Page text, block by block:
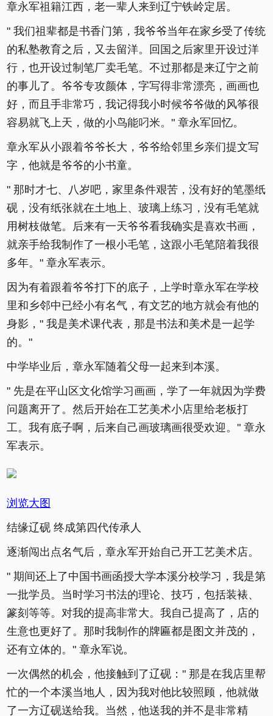
章永军祖籍江西，老一辈人来到辽宁铁岭定居。
" 我们祖辈都是书香门第，我爷爷当年在家乡受了传统
的私塾教育之后，又去留洋。回国之后家里开设过洋
行，也开设过制笔厂卖毛笔。不过那都是来辽宁之前
的事儿了。爷爷专攻颜体，字写得非常漂亮，画画也
好，而且手非常巧，我记得我小时候爷爷做的风筝很
容易就飞上天，做的小鸟能叼米。" 章永军回忆。
章永军从小跟着爷爷长大，爷爷给邻里乡亲们提文写
字，他就是爷爷的小书童。
" 那时才七、八岁吧，家里条件艰苦，没有好的笔墨纸
砚，没有纸张就在土地上、玻璃上练习，没有毛笔就
用树枝做笔。后来有一天爷爷看我确实是喜欢书画，
就亲手给我制作了一根小毛笔，这跟小毛笔陪着我很
多年。" 章永军表示。
因为有着跟着爷爷打下的底子，上学时章永军在学校
里和乡邻中已经小有名气，有文艺的地方就会有他的
身影，" 我是美术课代表，那是书法和美术是一起学
的。"
中学毕业后，章永军随着父母一起来到本溪。
" 先是在平山区文化馆学习画画，学了一年就因为学费
问题离开了。然后开始在工艺美术小店里给老板打
工。我有底子啊，后来自己画玻璃画很受欢迎。" 章永
军表示。
浏览大图
结缘辽砚 终成第四代传承人
逐渐闯出点名气后，章永军开始自己开工艺美术店。
" 期间还上了中国书画函授大学本溪分校学习，我是第
一批学员。当时学习书法的理论、技巧，包括装裱、
篆刻等等。对我的提高非常大。我自己提高了，店的
生意也更好了。那时我制作的牌匾都是图文并茂的，
还有立体的。" 章永军说。
一次偶然的机会，他接触到了辽砚：" 那是在我店里帮
忙的一个本溪当地人，因为我对他比较照顾，他就做
了一方辽砚送给我。当然，他送我的并不是非常精